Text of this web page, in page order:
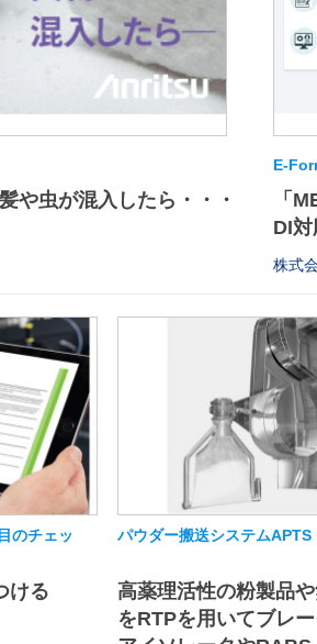
や虫が混入したら・・・
E-
「
DI
株式
のチェッ
ける
パウダー搬送システムAPTS
高薬理活性の粉製品
をRTPを用いてブレ